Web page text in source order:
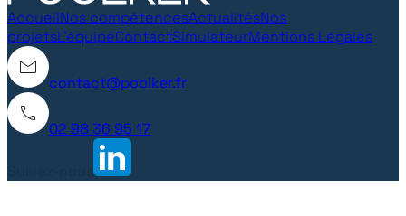
AccueilNos compétencesActualitésNos
projetsL'équipeContactSimulateurMentions Légales
contact@poolker.fr
02 98 36 95 17